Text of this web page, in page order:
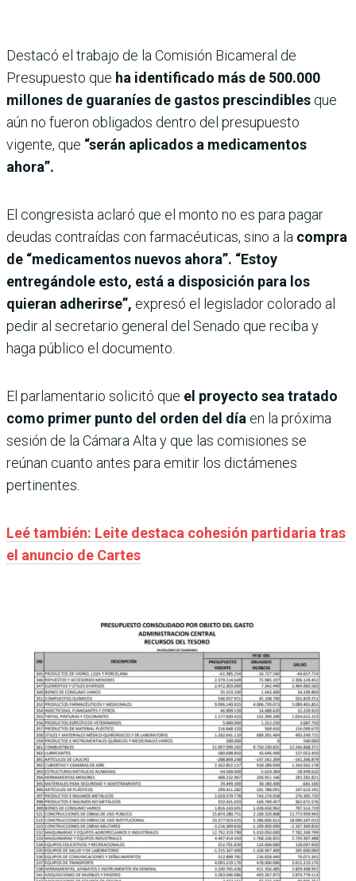
Destacó el trabajo de la Comisión Bicameral de
Presupuesto que ha identificado más de 500.000
millones de guaraníes de gastos prescindibles que
aún no fueron obligados dentro del presupuesto
vigente, que “serán aplicados a medicamentos
ahora”.
El congresista aclaró que el monto no es para pagar
deudas contraídas con farmacéuticas, sino a la compra
de “medicamentos nuevos ahora”. “Estoy
entregándole esto, está a disposición para los
quieran adherirse”, expresó el legislador colorado al
pedir al secretario general del Senado que reciba y
haga público el documento.
El parlamentario solicitó que el proyecto sea tratado
como primer punto del orden del día en la próxima
sesión de la Cámara Alta y que las comisiones se
reúnan cuanto antes para emitir los dictámenes
pertinentes.
Leé también: Leite destaca cohesión partidaria tras
el anuncio de Cartes